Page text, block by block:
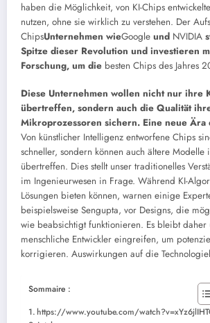
haben die Möglichkeit, von KI-Chips
nutzen, ohne sie wirklich zu verstehen. Der
ChipsUnternehmen wieGoogle und NVIDIA
Spitze dieser Revolution und investieren
Forschung, um die besten Chips des Jahres
Diese Unternehmen wollen nicht nur ihre
übertreffen, sondern auch die Qualität
Mikroprozessoren sichern. Eine neue Ära
Von künstlicher Intelligenz entworfene Chips
schneller, sondern können auch ältere Modelle
übertreffen. Dies stellt unser traditionelles
im Ingenieurwesen in Frage. Während KI-
Lösungen bieten können, warnen einige
beispielsweise Sengupta, vor Designs, die
wie beabsichtigt funktionieren. Es bleibt daher
menschliche Entwickler eingreifen, um
korrigieren. Auswirkungen auf die
Sommaire :
https://www.youtube.com/